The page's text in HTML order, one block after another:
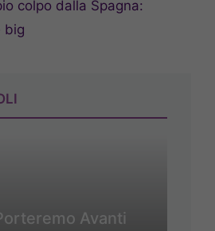
colpo dalla Spagna:
big
Avanti